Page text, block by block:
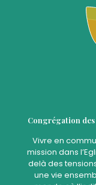
Congrégation des
Vivre en
mission dans
delà des
une vie